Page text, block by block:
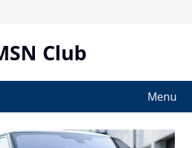
Club
Menu